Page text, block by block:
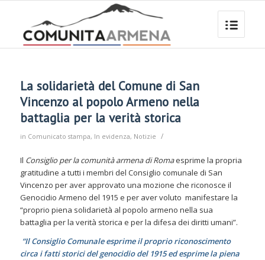
La solidarietà del Comune di San
Vincenzo al popolo Armeno nella
battaglia per la verità storica
in Comunicato stampa, In evidenza, Notizie /
Il Consiglio per la comunità armena di Romaesprime la propria
gratitudine a tutti i membri del Consiglio comunale di San
Vincenzo per aver approvato una mozione che riconosce il
Genocidio Armeno del 1915 e per aver voluto manifestare la
“proprio piena solidarietà al popolo armeno nella sua
battaglia per la verità storica e per la difesa dei diritti umani”.
“Il Consiglio Comunale esprime il proprio riconoscimento
circa i fatti storici del genocidio del 1915 ed esprime la piena